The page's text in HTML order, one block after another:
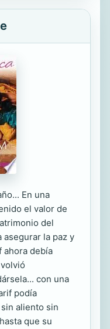
En una
el valor de
del
asegurar la paz y
ahora debía
con una
podía
aliento sin
que su